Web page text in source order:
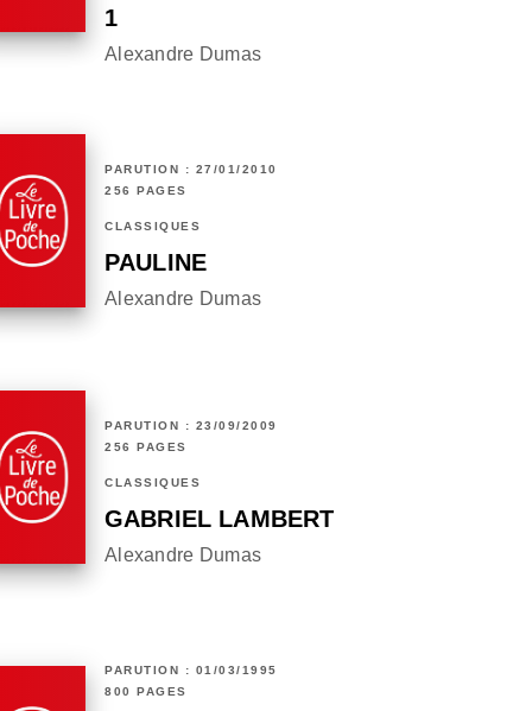
1
Alexandre Dumas
PARUTION : 27/01/2010
256 PAGES
CLASSIQUES
PAULINE
Alexandre Dumas
PARUTION : 23/09/2009
256 PAGES
CLASSIQUES
GABRIEL LAMBERT
Alexandre Dumas
PARUTION : 01/03/1995
800 PAGES